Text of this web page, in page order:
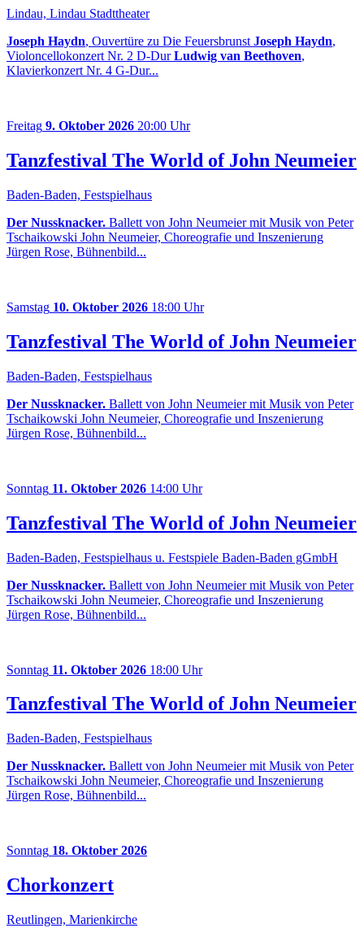
Lindau, Lindau Stadttheater
Joseph Haydn, Ouvertüre zu Die Feuersbrunst Joseph Haydn,
Violoncellokonzert Nr. 2 D-DurLudwig van Beethoven,
Klavierkonzert Nr. 4 G-Dur...
Freitag 9. Oktober 2026 20:00 Uhr
Tanzfestival The World of John Neumeier
Baden-Baden, Festspielhaus
Der Nussknacker. Ballett von John Neumeier mit Musik von Peter
Tschaikowski John Neumeier, Choreografie und Inszenierung
Jürgen Rose, Bühnenbild...
Samstag 10. Oktober 2026 18:00 Uhr
Tanzfestival The World of John Neumeier
Baden-Baden, Festspielhaus
Der Nussknacker. Ballett von John Neumeier mit Musik von Peter
Tschaikowski John Neumeier, Choreografie und Inszenierung
Jürgen Rose, Bühnenbild...
Sonntag 11. Oktober 2026 14:00 Uhr
Tanzfestival The World of John Neumeier
Baden-Baden, Festspielhaus u. Festspiele Baden-Baden gGmbH
Der Nussknacker. Ballett von John Neumeier mit Musik von Peter
Tschaikowski John Neumeier, Choreografie und Inszenierung
Jürgen Rose, Bühnenbild...
Sonntag 11. Oktober 2026 18:00 Uhr
Tanzfestival The World of John Neumeier
Baden-Baden, Festspielhaus
Der Nussknacker. Ballett von John Neumeier mit Musik von Peter
Tschaikowski John Neumeier, Choreografie und Inszenierung
Jürgen Rose, Bühnenbild...
Sonntag 18. Oktober 2026
Chorkonzert
Reutlingen, Marienkirche